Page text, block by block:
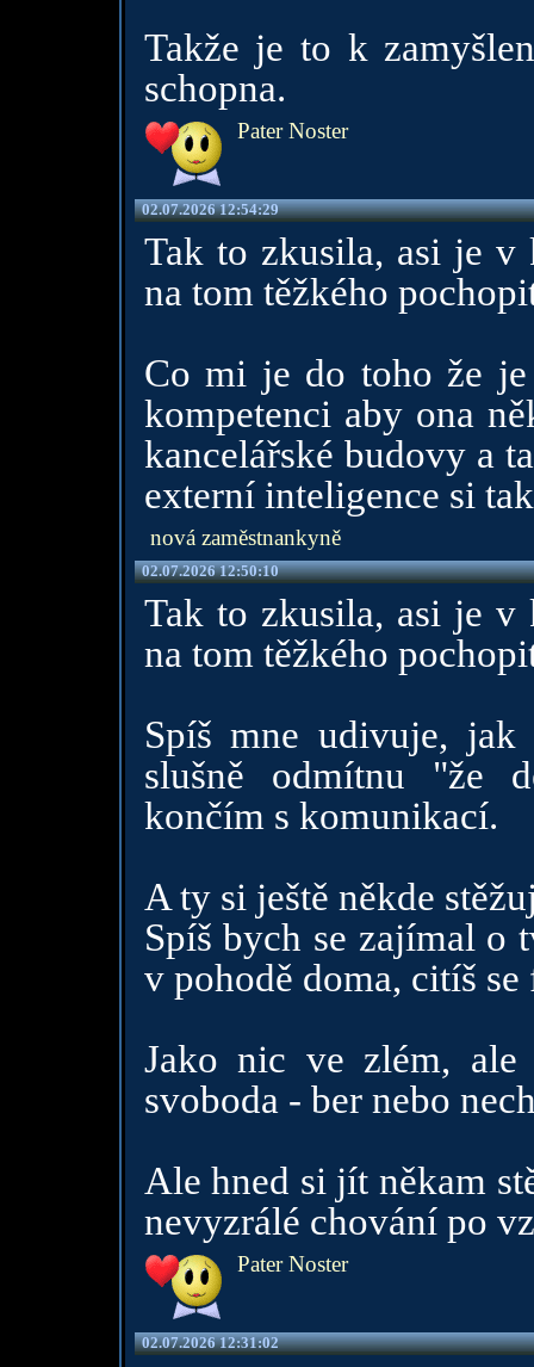
Takže je to k
schopna.
Pater Noster
02.07.2026 12:54:29
Tak to zkusila, asi je
na tom těžkého
Co mi je do toho že
kompetenci aby ona
kancelářské budovy a
externí inteligence si
nová zaměstnankyně
02.07.2026 12:50:10
Tak to zkusila, asi je
na tom těžkého
Spíš mne udivuje,
slušně odmítnu "že
končím s komunikací.
A ty si ještě někde
Spíš bych se zajímal o
v pohodě doma, citíš se
Jako nic ve zlém,
svoboda - ber nebo
Ale hned si jít někam
nevyzrálé chování po
Pater Noster
02.07.2026 12:31:02